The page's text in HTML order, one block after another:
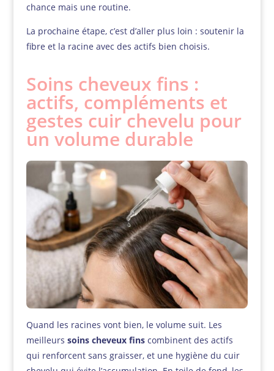
chance mais une routine.
La prochaine étape, c’est d’aller plus loin : soutenir la
fibre et la racine avec des actifs bien choisis.
Soins cheveux fins :
actifs, compléments et
gestes cuir chevelu pour
un volume durable
Quand les racines vont bien, le volume suit. Les
meilleurs soins cheveux finscombinent des actifs
qui renforcent sans graisser, et une hygiène du cuir